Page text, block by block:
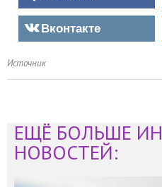
Вконтакте
Источник
ЕЩЁ БОЛЬШЕ
НОВОСТЕЙ: